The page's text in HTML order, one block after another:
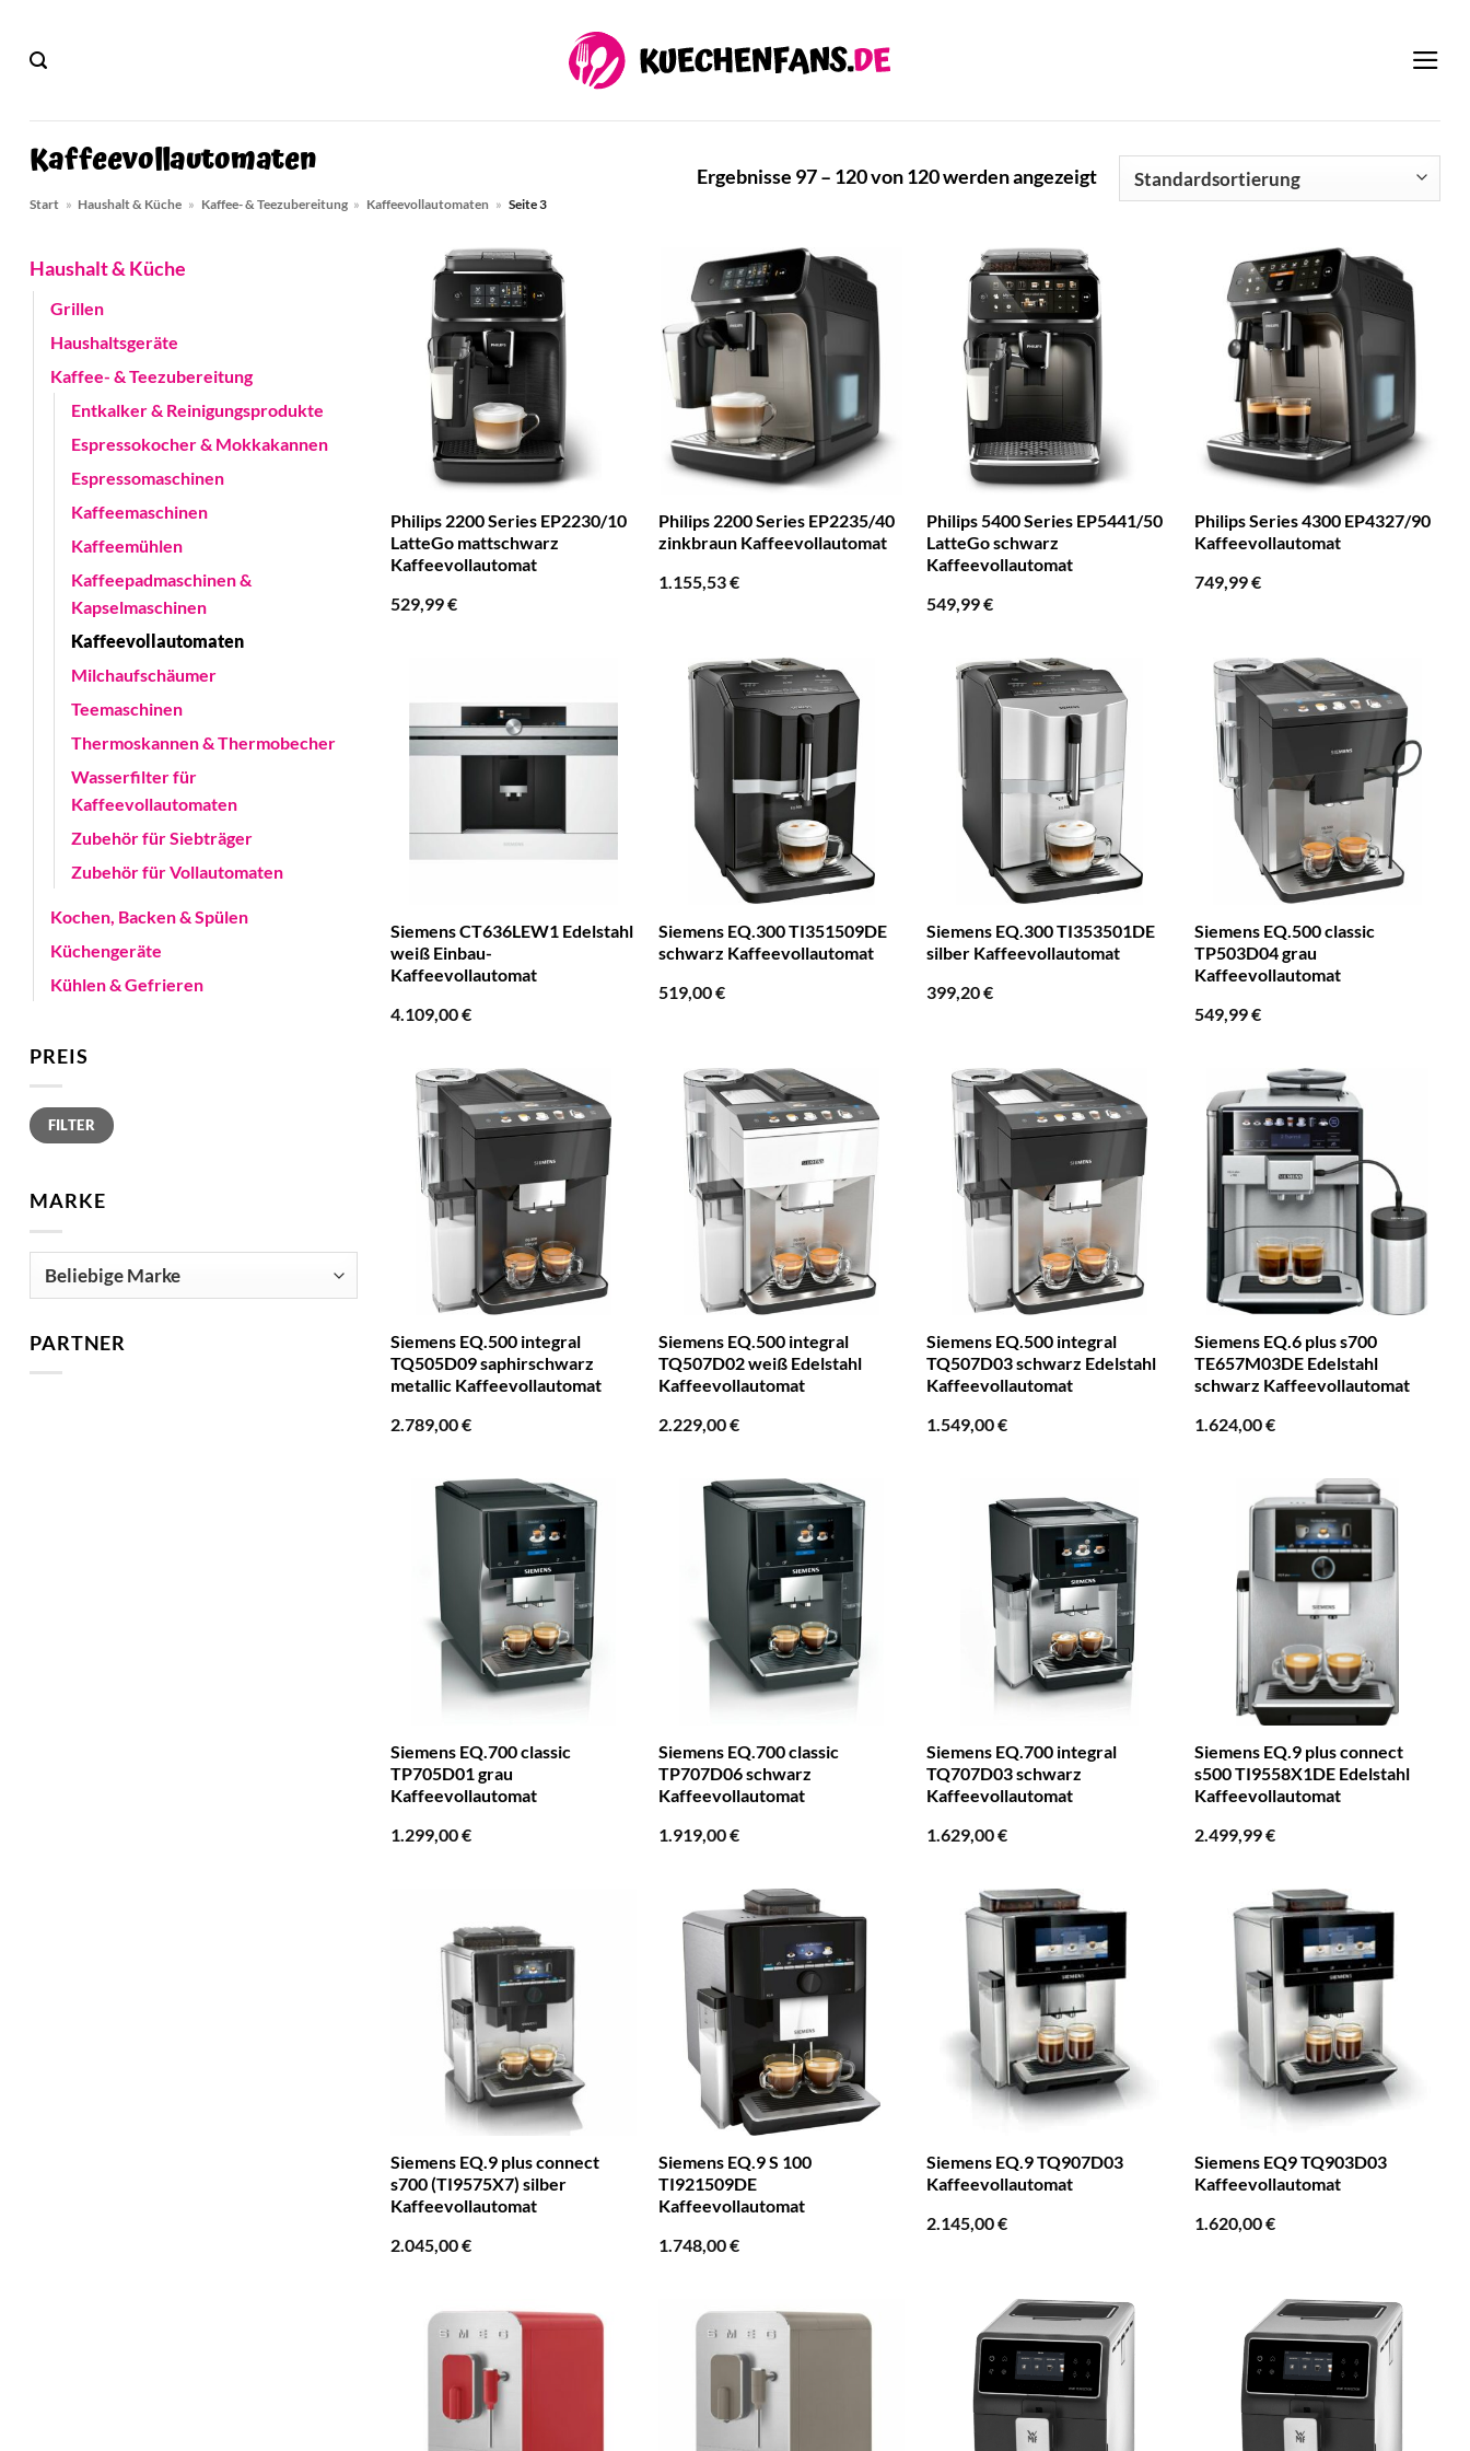
springen
Kaffeevollautomaten
Start » Haushalt & Küche » Kaffee- & Teezubereitung » Kaffeevollautomaten » Seite 3
Ergebnisse 97 – 120 von 120 werden angezeigt
Haushalt & Küche
Grillen
Haushaltsgeräte
Kaffee- & Teezubereitung
Entkalker & Reinigungsprodukte
Espressokocher & Mokkakannen
Espressomaschinen
Kaffeemaschinen
Kaffeemühlen
Kaffeepadmaschinen &
Kapselmaschinen
Kaffeevollautomaten
Milchaufschäumer
Teemaschinen
Thermoskannen & Thermobecher
Wasserfilter für
Kaffeevollautomaten
Zubehör für Siebträger
Zubehör für Vollautomaten
Kochen, Backen & Spülen
Küchengeräte
Kühlen & Gefrieren
PREIS
Min.
Preis
Max.
PreisFILTER
MARKE
PARTNER
Philips 2200 Series EP2230/10
LatteGo mattschwarz
Kaffeevollautomat
529,99€
Philips 2200 Series EP2235/40
zinkbraun Kaffeevollautomat
1.155,53€
Philips 5400 Series EP5441/50
LatteGo schwarz
Kaffeevollautomat
549,99€
Philips Series 4300 EP4327/90
Kaffeevollautomat
749,99€
Siemens CT636LEW1 Edelstahl
weiß Einbau-
Kaffeevollautomat
4.109,00€
Siemens EQ.300 TI351509DE
schwarz Kaffeevollautomat
519,00€
Siemens EQ.300 TI353501DE
silber Kaffeevollautomat
399,20€
Siemens EQ.500 classic
TP503D04 grau
Kaffeevollautomat
549,99€
Siemens EQ.500 integral
TQ505D09 saphirschwarz
metallic Kaffeevollautomat
2.789,00€
Siemens EQ.500 integral
TQ507D02 weiß Edelstahl
Kaffeevollautomat
2.229,00€
Siemens EQ.500 integral
TQ507D03 schwarz Edelstahl
Kaffeevollautomat
1.549,00€
Siemens EQ.6 plus s700
TE657M03DE Edelstahl
schwarz Kaffeevollautomat
1.624,00€
Siemens EQ.700 classic
TP705D01 grau
Kaffeevollautomat
1.299,00€
Siemens EQ.700 classic
TP707D06 schwarz
Kaffeevollautomat
1.919,00€
Siemens EQ.700 integral
TQ707D03 schwarz
Kaffeevollautomat
1.629,00€
Siemens EQ.9 plus connect
s500 TI9558X1DE Edelstahl
Kaffeevollautomat
2.499,99€
Siemens EQ.9 plus connect
s700 (TI9575X7) silber
Kaffeevollautomat
2.045,00€
Siemens EQ.9 S 100
TI921509DE
Kaffeevollautomat
1.748,00€
Siemens EQ.9 TQ907D03
Kaffeevollautomat
2.145,00€
Siemens EQ9 TQ903D03
Kaffeevollautomat
1.620,00€